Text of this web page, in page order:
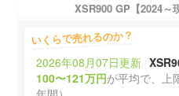
XSR900 GP【2024～
いくらで売れるのか？
2026年08月07日更新
100〜121万円が平均で、上